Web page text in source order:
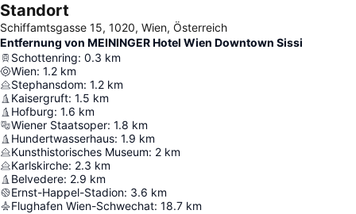
Standort
Schiffamtsgasse 15, 1020, Wien, Österreich
Entfernung von MEININGER Hotel Wien Downtown Sissi
Schottenring: 0.3 km
Wien: 1.2 km
Stephansdom: 1.2 km
Kaisergruft: 1.5 km
Hofburg: 1.6 km
Wiener Staatsoper: 1.8 km
Hundertwasserhaus: 1.9 km
Kunsthistorisches Museum: 2 km
Karlskirche: 2.3 km
Belvedere: 2.9 km
Ernst-Happel-Stadion: 3.6 km
Flughafen Wien-Schwechat: 18.7 km